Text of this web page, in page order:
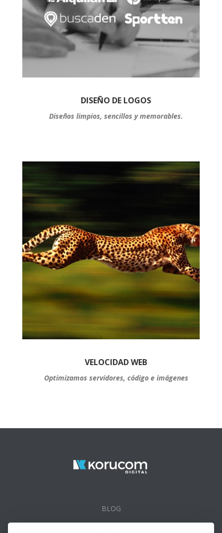
DISEÑO DE LOGOS
Diseños limpios, sencillos y memorables.
VELOCIDAD WEB
Optimizamos servidores, código e imágenes
BLOG